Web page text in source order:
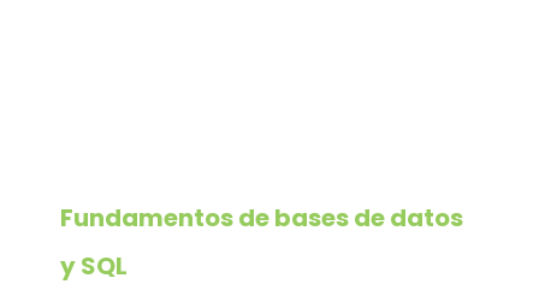
Fundamentos de bases de datos
y SQL